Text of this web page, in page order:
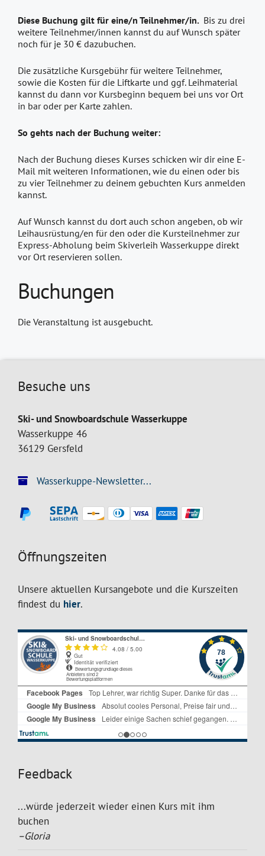
Diese Buchung gilt für eine/n Teilnehmer/in. Bis zu drei
weitere Teilnehmer/innen kannst du auf Wunsch später
noch für je 30 € dazubuchen.
Die zusätzliche Kursgebühr für weitere Teilnehmer,
sowie die Kosten für die Liftkarte und ggf. Leihmaterial
kannst du dann vor Kursbeginn bequem bei uns vor Ort
in bar oder per Karte zahlen.
So gehts nach der Buchung weiter:
Nach der Buchung dieses Kurses schicken wir dir eine E-
Mail mit weiteren Informationen, wie du einen oder bis
zu vier Teilnehmer zu deinem gebuchten Kurs anmelden
kannst.
Auf Wunsch kannst du dort auch schon angeben, ob wir
Leihausrüstung/en für den oder die Kursteilnehmer zur
Express-Abholung beim Skiverleih Wasserkuppe direkt
vor Ort reservieren sollen.
Buchungen
Die Veranstaltung ist ausgebucht.
Besuche uns
Ski- und Snowboardschule Wasserkuppe
Wasserkuppe 46
36129 Gersfeld
Wasserkuppe-Newsletter...
Öffnungszeiten
Unsere aktuellen Kursangebote und die Kurszeiten
findest du hier.
Feedback
...würde jederzeit wieder einen Kurs mit ihm
buchen
–Gloria